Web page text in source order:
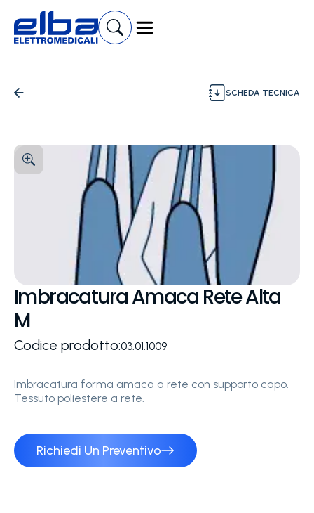
SCHEDA TECNICA
Imbracatura Amaca Rete Alta
M
Codice prodotto:03.01.1009
Imbracatura forma amaca a rete con supporto capo.
Tessuto poliestere a rete.
Richiedi Un Preventivo